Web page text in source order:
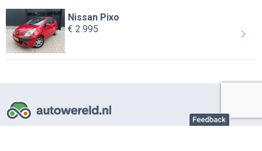
Nissan Pixo
€ 2.995